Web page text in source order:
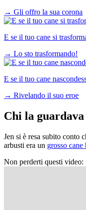
→ Gli offro la sua corona
E se il tuo cane si
→ Lo sto trasformando!
E se il tuo cane
→ Rivelando il suo eroe
Chi la guardava
Jen si è resa subito conto
arbusti era un grosso cane
Non perderti questi video: